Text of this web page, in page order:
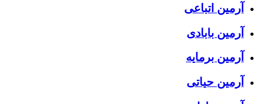
آرمین اتباعی
آرمین بابادی
آرمین برمایه
آرمین حیاتی